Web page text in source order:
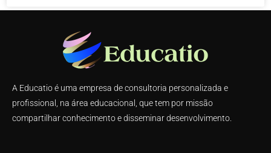
A Educatio é uma empresa de consultoria personalizada e
profissional, na área educacional, que tem por missão
compartilhar conhecimento e disseminar desenvolvimento.